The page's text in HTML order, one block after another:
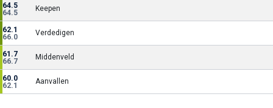
64.5
64.5
Keepen
62.1
66.0
Verdedigen
61.7
66.7
Middenveld
60.0
62.1
Aanvallen